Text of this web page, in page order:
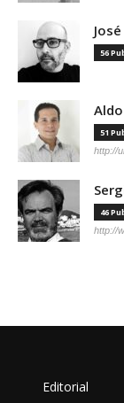
56
51
http://
46
http://
Editorial